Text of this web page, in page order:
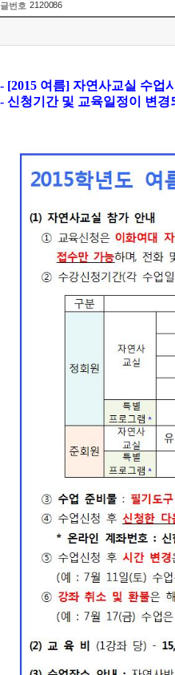
글번호 2120086
- [2015 여름] 자연사교실 수업
- 신청기간 및 교육일정이 변